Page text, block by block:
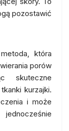
pozostawić
która
porów
skuteczne
kurzajki.
i może